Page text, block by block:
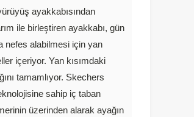
ayakkabısından
ile birleştiren ayakkabı, gün
nefes alabilmesi için yan
içeriyor. Yan kısımdaki
tamamlıyor. Skechers
sahip iç taban
üzerinden alarak ayağın